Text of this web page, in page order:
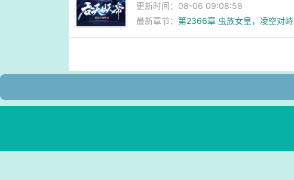
更新时间：08-06 09:08:58
最新章节：第2366章 虫族女皇，凌空对峙